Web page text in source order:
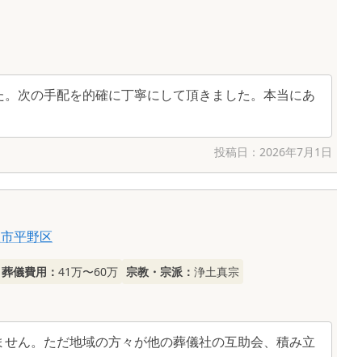
次の手配を的確に丁寧にして頂きました。本当にあ
投稿日： 2026年7月1日
平野区
葬儀費用： 41万〜60万 宗教・宗派： 浄土真宗
ん。ただ地域の方々が他の葬儀社の互助会、積み立